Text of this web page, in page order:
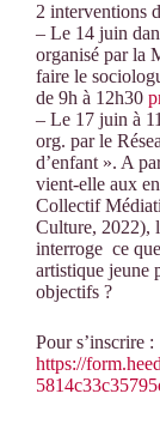
2 interventions
– Le 14 juin
organisé par la
faire le
de 9h à 12h30
– Le 17 juin à
org. par le
d’enfant ». A
vient-elle aux
Collectif
Culture, 2022),
interroge ce
artistique jeune
objectifs ?
Pour s’inscrire :
https://